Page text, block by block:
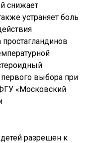
снижает
устраняет боль
выбора при
«Московский
разрешен к